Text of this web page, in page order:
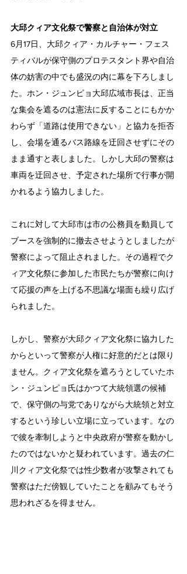
大邱クィア文化祭で警察と自治体が対立
6月17日、大邱クィア・カルチャー・フェス
ティバルが保守側のプロテスタント界や自治
体の妨害の中でも盛況の内に幕を下ろしまし
た。ホン・ジュンピョ大邱広域市長は、正当
な集会を遮るのは憲法に反することにもかか
わらず「道路は使用できない」と協力を拒否
し、会場を通るバス路線を迂回させずにその
まま通すと表しました。しかし大邱の警察は
車両を迂回させ、予定された場所で行事が開
かれるよう協力しました。
これに対して大邱市は市の公務員を動員して
ブースを強制的に撤去させようとしましたが
警察によって阻止されました。その過程でク
ィア文化祭に参加した市民たちが警察に向け
て応援の声を上げる不思議な場面も繰り広げ
られました。
しかし、警察が大邱クィア文化祭に協力した
からといって警察が人権に好意的だとは限り
ません。クィア文化祭を遮ろうとしていたホ
ン・ジュンピョ氏はかつて大統領選の候補
で、保守側の与党でありながら大統領と対立
するという珍しい立場に立っています。なの
で彼を牽制しようと中央政府が警察を動かし
たのではないかと疑われています。過去の仁
川クィア文化祭では性少数者が攻撃されても
警察はただ傍観していたことを顧みてもそう
思われざるを得ません。